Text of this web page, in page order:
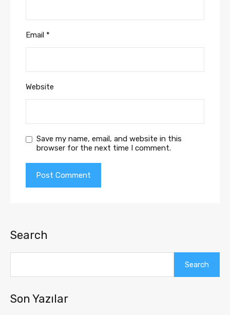
Email *
Website
Save my name, email, and website in this
browser for the next time I comment.
Search
Search
Son Yazılar